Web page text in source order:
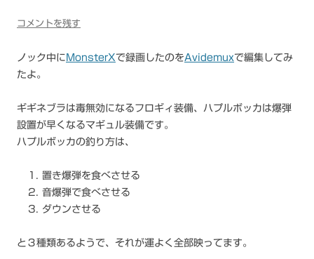
コメントを残す
ノック中に MonsterXで録画したのをAvidemuxで編集してみ
たよ。
ギギネブラは毒無効になるフロギィ装備、ハプルボッカは爆弾
設置が早くなるマギュル装備です。
ハプルボッカの釣り方は、
置き爆弾を食べさせる
音爆弾で食べさせる
ダウンさせる
と３種類あるようで、それが運よく全部映ってます。